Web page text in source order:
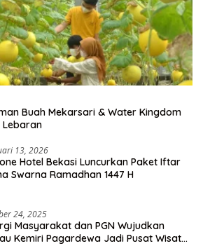
Buah Mekarsari & Water Kingdom
Lebaran
13, 2026
Hotel Bekasi Luncurkan Paket Iftar
Swarna Ramadhan 1447 H
24, 2025
Masyarakat dan PGN Wujudkan
Kemiri Pagardewa Jadi Pusat Wisata